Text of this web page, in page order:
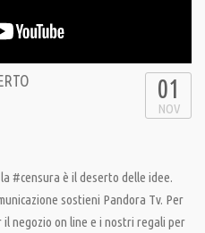
01
NOV
#censura è il deserto delle idee.
sostieni Pandora Tv. Per
negozio on line e i nostri regali per